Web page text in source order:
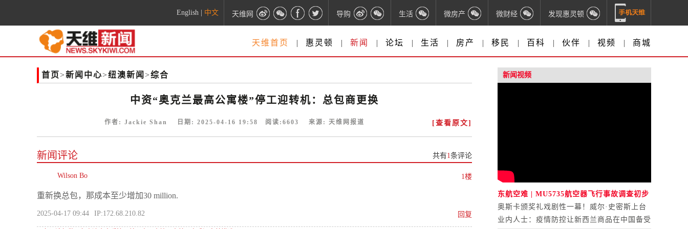
English 中文 天维网 导购 生活 微房产 微财经 发现惠灵顿
天维首页 | 惠灵顿 | 新闻 | 论坛 | 生活 | 房产 | 移民 | 百科 | 伙伴 | 视频 | 商城
首页>新闻中心>纽澳新闻 >综合
中资“奥克兰最高公寓楼”停工迎转机：总包商更换
作者: Jackie Shan 日期: 2025-04-16 19:58 阅读: 6603 来源: 天维网报道 [查看原文]
新闻评论 共有1条评论
Wilson Bo 1楼
重新换总包，那成本至少增加30 million.
2025-04-17 09:44 IP:172.68.210.82 回复
新闻视频
东航空难 | MU5735航空器飞行事故调查初步
报告公布
奥斯卡颁奖礼戏剧性一幕！威尔·史密斯上台
打人
业内人士：疫情防控让新西兰商品在中国备受